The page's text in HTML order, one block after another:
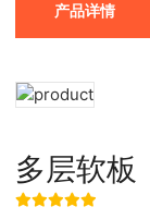
产品详情
多层软板